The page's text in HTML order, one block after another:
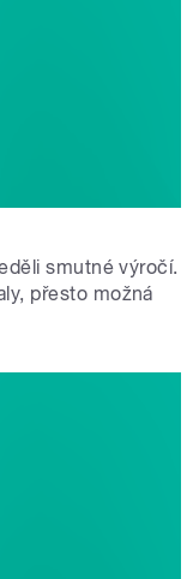
smutné výročí.
přesto možná